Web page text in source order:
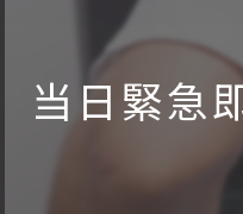
当日緊急